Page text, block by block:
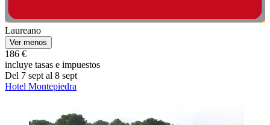
Laureano
Ver menos
186 €
incluye tasas e impuestos
Del 7 sept al 8 sept
Hotel Montepiedra